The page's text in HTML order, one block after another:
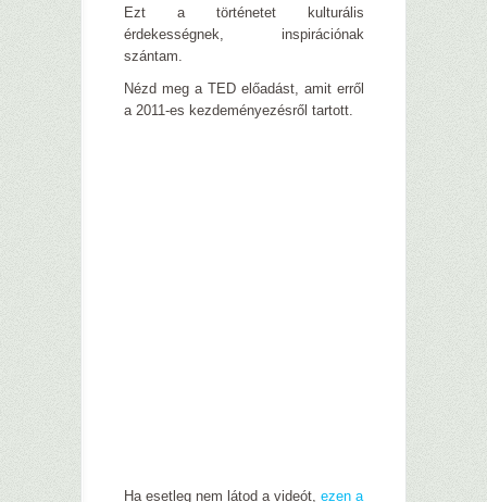
Ezt a történetet kulturális
érdekességnek, inspirációnak
szántam.
Nézd meg a TED előadást, amit erről
a 2011-es kezdeményezésről tartott.
Ha esetleg nem látod a videót, ezen a